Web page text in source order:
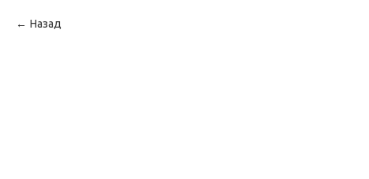
Назад